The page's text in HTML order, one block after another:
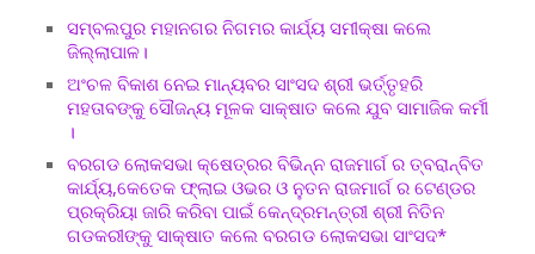
ସମ୍ବଲପୁର ମହାନଗର ନିଗମର କାର୍ଯ୍ୟ ସମୀକ୍ଷା କଲେ
ଜିଲ୍ଲାପାଳ।
ଅଂଚଳ ବିକାଶ ନେଇ ମାନ୍ୟବର ସାଂସଦ ଶ୍ରୀ ଭର୍ତ୍ତୃହରି
ମହତାବଙ୍କୁ ସୌଜନ୍ୟ ମୂଳକ ସାକ୍ଷାତ କଲେ ଯୁବ ସାମାଜିକ କର୍ମୀ
।
ବରଗଡ ଲୋକସଭା କ୍ଷେତ୍ରର ବିଭିନ୍ନ ରାଜମାର୍ଗ ର ତ୍ବରାନ୍ବିତ
କାର୍ଯ୍ୟ,କେତେକ ଫ୍ଲାଇ ଓଭର ଓ ନୁତନ ରାଜମାର୍ଗ ର ଟେଣ୍ଡର
ପ୍ରକ୍ରିୟା ଜାରି କରିବା ପାଇଁ କେନ୍ଦ୍ରମନ୍ତ୍ରୀ ଶ୍ରୀ ନିତିନ
ଗଡକରୀଙ୍କୁ ସାକ୍ଷାତ କଲେ ବରଗଡ ଲୋକସଭା ସାଂସଦ*